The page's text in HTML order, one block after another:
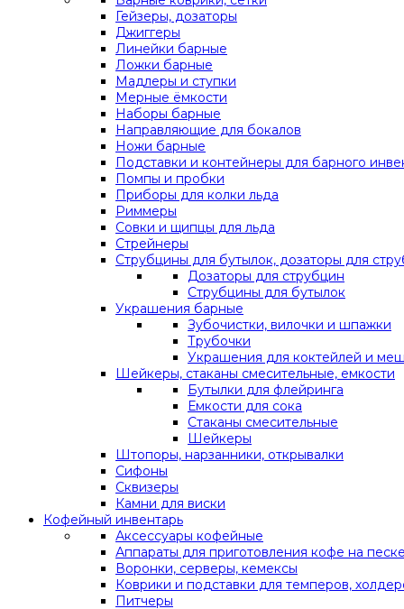
Гейзеры, дозаторы
Джиггеры
Линейки барные
Ложки барные
Мадлеры и ступки
Мерные ёмкости
Наборы барные
Направляющие для бокалов
Ножи барные
Подставки и контейнеры для барного
Помпы и пробки
Приборы для колки льда
Риммеры
Совки и щипцы для льда
Стрейнеры
Струбцины для бутылок, дозаторы для
Дозаторы для струбцин
Струбцины для бутылок
Украшения барные
Зубочистки, вилочки и шпажки
Трубочки
Украшения для коктейлей и
Шейкеры, стаканы смесительные, емкости
Бутылки для флейринга
Емкости для сока
Стаканы смесительные
Шейкеры
Штопоры, нарзанники, открывалки
Сифоны
Сквизеры
Камни для виски
Кофейный инвентарь
Аксессуары кофейные
Аппараты для приготовления кофе на песке
Воронки, серверы, кемексы
Коврики и подставки для темперов,
Питчеры